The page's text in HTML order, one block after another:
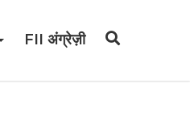
FII अंग्रेज़ी